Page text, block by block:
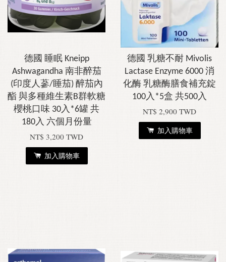
德國 睡眠 Kneipp
Ashwagandha 南非醉茄
(印度人蔘/睡茄) 醉茄內
酯 與多種維生素B群軟糖
櫻桃口味 30入*6罐 共
180入 六個月份量
NT$ 3,200 TWD
加入購物車
德國 乳糖不耐 Mivolis
Lactase Enzyme 6000 消
化酶 乳糖酶膳食補充錠
100入*5盒 共500入
NT$ 2,900 TWD
加入購物車